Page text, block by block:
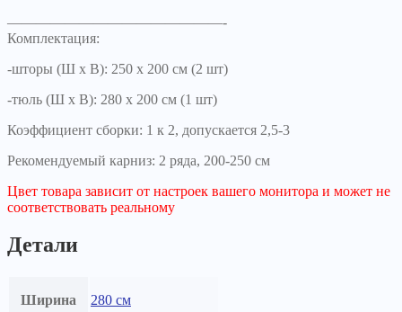
———————————————-
Комплектация:
-шторы (Ш х В): 250 х 200 см (2 шт)
-тюль (Ш х В): 280 х 200 см (1 шт)
Коэффициент сборки: 1 к 2, допускается 2,5-3
Рекомендуемый карниз: 2 ряда, 200-250 см
Цвет товара зависит от настроек вашего монитора и может не
соответствовать реальному
Детали
Ширина 280 см